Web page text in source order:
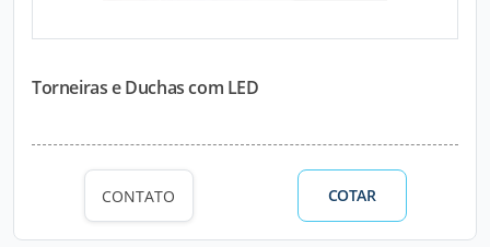
Torneiras e Duchas com LED
CONTATO COTAR